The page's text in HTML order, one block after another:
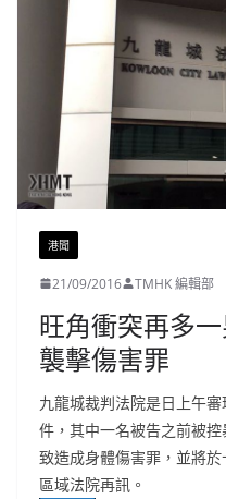
港聞
21/09/2016 TMHK 編輯部
旺角衝突再多
襲擊傷害罪
九龍城裁判法院是日上午
件，其中一名被告之前被
致造成身體傷害罪，並將
區域法院再訊。